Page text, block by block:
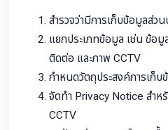
สำรวจว่ามีการเก็บข้อมูลส่ว
แยกประเภทข้อมูล เช่น ข้อ
ติดต่อ และภาพ CCTV
กำหนดวัตถุประสงค์การเก็บ
จัดทำ Privacy Notice สำห
CCTV